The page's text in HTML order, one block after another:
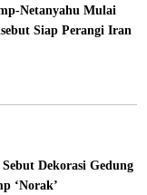
Netanyahu Mulai
Siap Perangi Iran
Dekorasi Gedung
‘Norak’